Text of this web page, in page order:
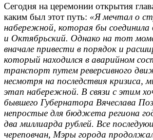
Сегодня на церемонии открытия
каким был этот путь: «Я мечтал о
набережной, которая бы
и Октябрьский. Однако на тот
вначале привести в порядок и
который находился в аварийном
транспорт путем реверсивного
несмотря на последствия кризиса,
этап набережной. В связи с этим
бывшего Губернатора Вячеслава
непростые для бюджета региона
два миллиарда рублей. Все
череповчан, Мэры города